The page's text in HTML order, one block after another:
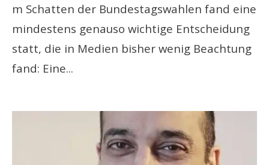
m Schatten der Bundestagswahlen fand eine
mindestens genauso wichtige Entscheidung
statt, die in Medien bisher wenig Beachtung
fand: Eine...